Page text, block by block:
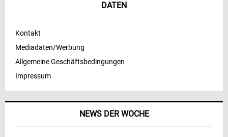
NEWS DER WOCHE
DATEN
Kontakt
Mediadaten/Werbung
Allgemeine Geschäftsbedingungen
Impressum